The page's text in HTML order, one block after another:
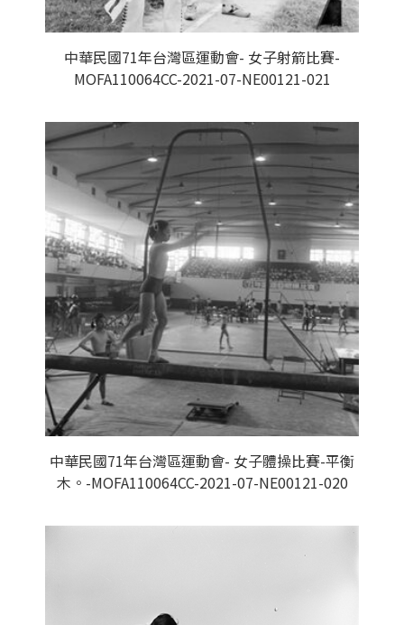
中華民國71年台灣區運動會- 女子射箭比賽-
MOFA110064CC-2021-07-NE00121-021
中華民國71年台灣區運動會- 女子體操比賽-平衡
木。-MOFA110064CC-2021-07-NE00121-020